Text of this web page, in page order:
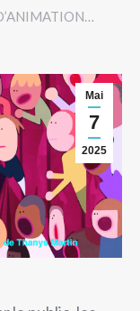
Mai
7
2025